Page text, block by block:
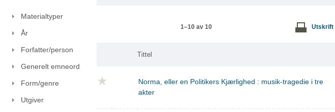
Materialtyper
År
Forfatter/person
Generelt emneord
Form/genre
Utgiver
1–10 av 10 Utskrift
Tittel
Norma, eller en Politikers Kjærlighed : musik-tragedie i tre
akter